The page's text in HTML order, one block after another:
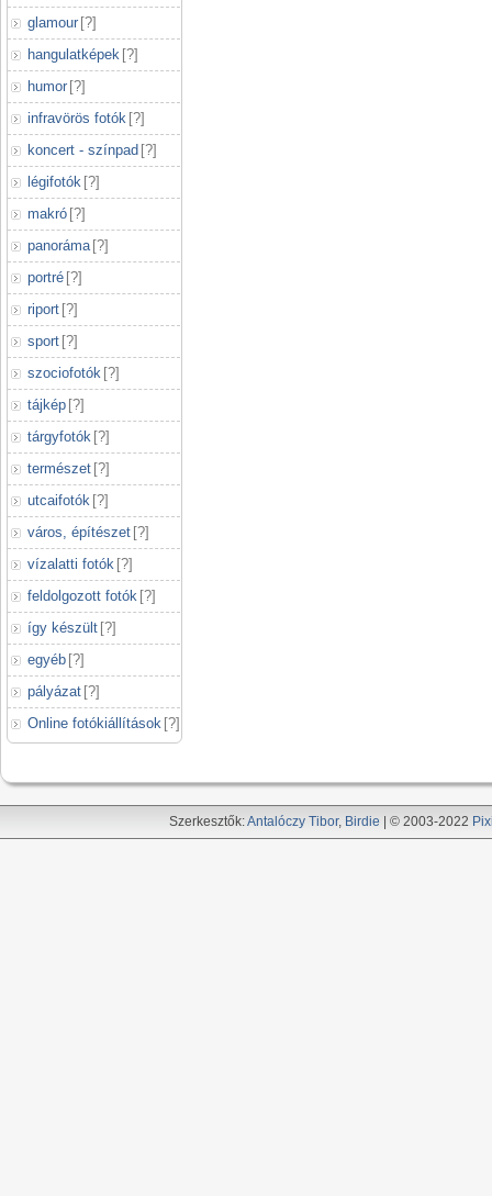
glamour [?]
hangulatképek [?]
humor [?]
infravörös fotók [?]
koncert - színpad [?]
légifotók [?]
makró [?]
panoráma [?]
portré [?]
riport [?]
sport [?]
szociofotók [?]
tájkép [?]
tárgyfotók [?]
természet [?]
utcaifotók [?]
város, építészet [?]
vízalatti fotók [?]
feldolgozott fotók [?]
így készült [?]
egyéb [?]
pályázat [?]
Online fotókiállítások [?]
Szerkesztők:Antalóczy Tibor, Birdie | © 2003-2022